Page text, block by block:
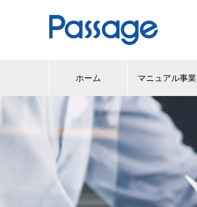
ホーム マニュアル事業